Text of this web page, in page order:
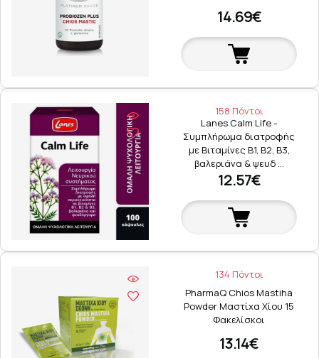
14.69€
158 Πόντοι
Lanes Calm Life -
Συμπλήρωμα διατροφής
με Βιταμίνες Β1, Β2, Β3,
βαλεριάνα & ψευδ …
12.57€
134 Πόντοι
PharmaQ Chios Mastiha
Powder Μαστίχα Χίου 15
Φακελίσκοι
13.14€